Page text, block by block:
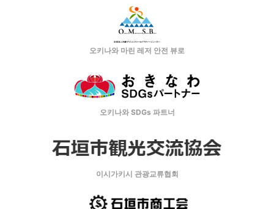
오키나와 마린 레저 안전 뷰로
오키나와 SDGs 파트너
이시가키시 관광교류협회